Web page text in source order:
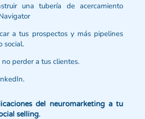
una tubería de acercamiento
a tus prospectos y más pipelines
social.
no perder a tus clientes.
del neuromarketing a tu
selling.